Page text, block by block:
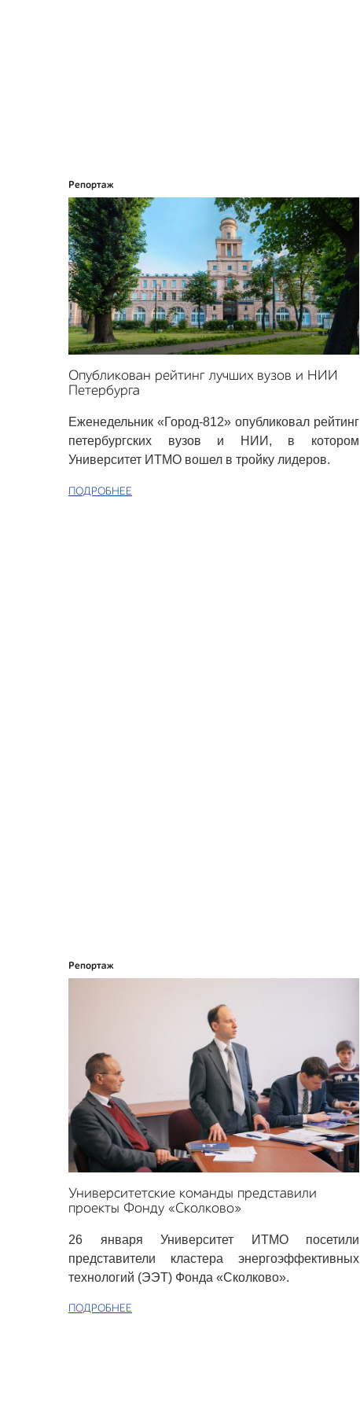
Репортаж
Опубликован рейтинг лучших вузов и НИИ
Петербурга
Еженедельник «Город-812» опубликовал рейтинг
петербургских вузов и НИИ, в котором
Университет ИТМО вошел в тройку лидеров.
ПОДРОБНЕЕ
Репортаж
Университетские команды представили
проекты Фонду «Сколково»
26 января Университет ИТМО посетили
представители кластера энергоэффективных
технологий (ЭЭТ) Фонда «Сколково».
ПОДРОБНЕЕ